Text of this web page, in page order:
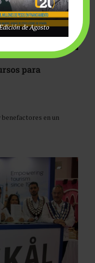
para
en un
de Agosto